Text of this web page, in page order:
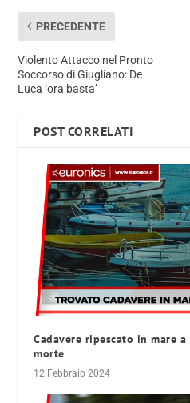
PRECEDENTE
Violento Attacco nel Pronto
Soccorso di Giugliano: De
Luca ‘ora basta’
POST CORRELATI
Cadavere ripescato in mare
morte
12 Febbraio 2024